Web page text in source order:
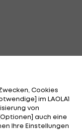
Cookies
im LAOLA1
von
auch eine
Ihre Einstellungen